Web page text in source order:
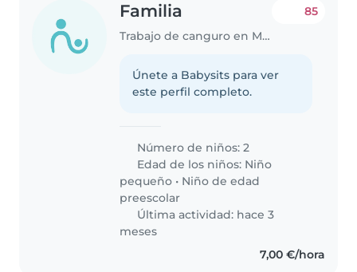
Familia
Trabajo de canguro en Murcia
85
Únete a Babysits para ver
este perfil completo.
Número de niños: 2
Edad de los niños: Niño
pequeño • Niño de edad
preescolar
Última actividad: hace 3
meses
7,00 €/hora